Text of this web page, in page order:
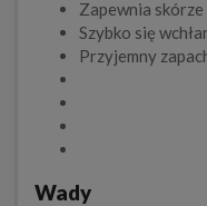
Zapewnia
Szybko się
Przyjemny
Wady